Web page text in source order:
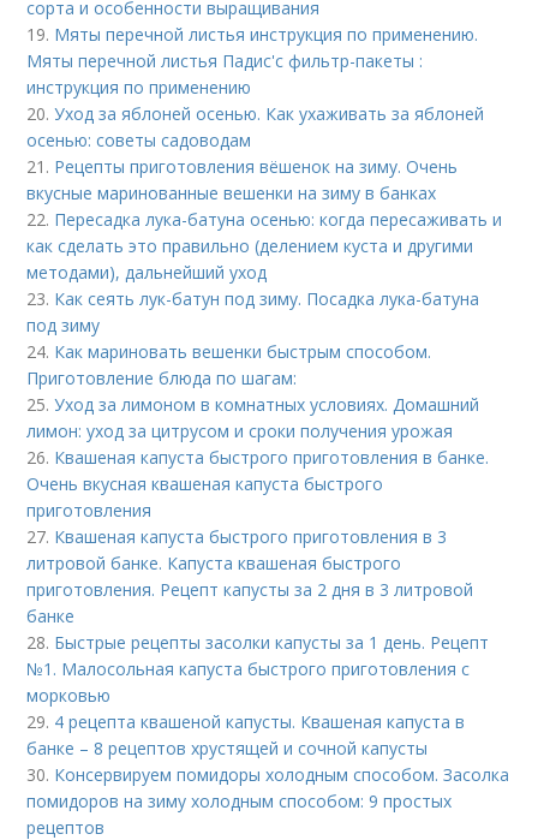
сорта и особенности выращивания
19. Мяты перечной листья инструкция по применению.
Мяты перечной листья Падис'с фильтр-пакеты :
инструкция по применению
20.Уход за яблоней осенью. Как ухаживать за яблоней
осенью: советы садоводам
21. Рецепты приготовления вёшенок на зиму. Очень
вкусные маринованные вешенки на зиму в банках
22. Пересадка лука-батуна осенью: когда пересаживать и
как сделать это правильно (делением куста и другими
методами), дальнейший уход
23. Как сеять лук-батун под зиму. Посадка лука-батуна
под зиму
24. Как мариновать вешенки быстрым способом.
Приготовление блюда по шагам:
25.Уход за лимоном в комнатных условиях. Домашний
лимон: уход за цитрусом и сроки получения урожая
26. Квашеная капуста быстрого приготовления в банке.
Очень вкусная квашеная капуста быстрого
приготовления
27. Квашеная капуста быстрого приготовления в 3
литровой банке. Капуста квашеная быстрого
приготовления. Рецепт капусты за 2 дня в 3 литровой
банке
28. Быстрые рецепты засолки капусты за 1 день. Рецепт
№1. Малосольная капуста быстрого приготовления с
морковью
29. 4 рецепта квашеной капусты. Квашеная капуста в
банке – 8 рецептов хрустящей и сочной капусты
30. Консервируем помидоры холодным способом. Засолка
помидоров на зиму холодным способом: 9 простых
рецептов